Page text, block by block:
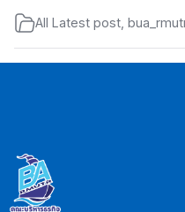
All Latest post